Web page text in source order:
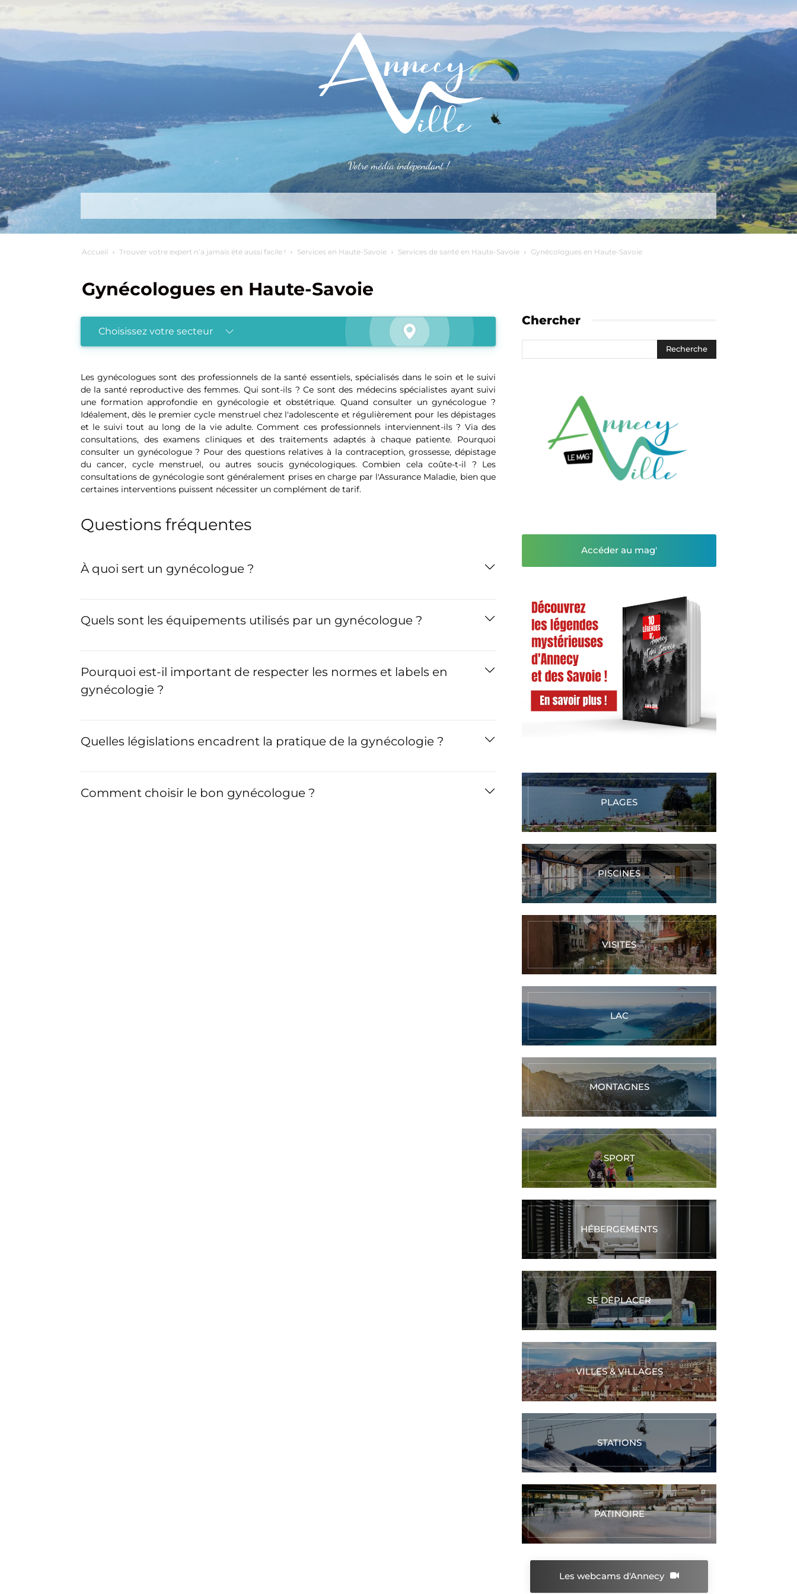
Votre média indépendant !
Alertez-nous Plus
Accueil Trouver votre expert n’a jamais été aussi facile ! Services en Haute-Savoie Services de santé en Haute-Savoie Gynécologues en Haute-Savoie
Gynécologues en Haute-Savoie
Choisissez votre secteur
Les gynécologues sont des professionnels de la santé essentiels, spécialisés dans le soin et le suivi
de la santé reproductive des femmes. Qui sont-ils ? Ce sont des médecins spécialistes ayant suivi
une formation approfondie en gynécologie et obstétrique. Quand consulter un gynécologue ?
Idéalement, dès le premier cycle menstruel chez l'adolescente et régulièrement pour les dépistages
et le suivi tout au long de la vie adulte. Comment ces professionnels interviennent-ils ? Via des
consultations, des examens cliniques et des traitements adaptés à chaque patiente. Pourquoi
consulter un gynécologue ? Pour des questions relatives à la contraception, grossesse, dépistage
du cancer, cycle menstruel, ou autres soucis gynécologiques. Combien cela coûte-t-il ? Les
consultations de gynécologie sont généralement prises en charge par l'Assurance Maladie, bien que
certaines interventions puissent nécessiter un complément de tarif.
Questions fréquentes
À quoi sert un gynécologue ?
Quels sont les équipements utilisés par un gynécologue ?
Pourquoi est-il important de respecter les normes et labels en
gynécologie ?
Quelles législations encadrent la pratique de la gynécologie ?
Comment choisir le bon gynécologue ?
Chercher
Accéder au mag'
PLAGES
PISCINES
VISITES
LAC
MONTAGNES
SPORT
HÉBERGEMENTS
SE DÉPLACER
VILLES & VILLAGES
STATIONS
PATINOIRE
Les webcams d'Annecy